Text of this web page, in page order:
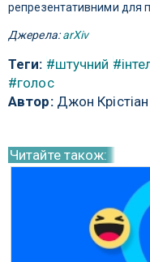
репрезентативними для
Джерела:arXiv
Теги: #штучний
#голос
Автор:Джон Крістіан
Читайте також: